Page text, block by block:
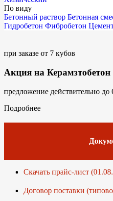
По виду
Бетонный раствор Бетонная
Гидробетон Фибробетон
при заказе от 7 кубов
Акция на Керамзтобетон
предложение действительно до
Подробнее
Скачать прайс-лист
Договор поставки